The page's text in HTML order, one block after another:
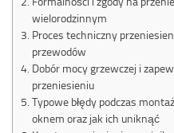
wielorodzinnym
Proces techniczny
przewodów
Dobór mocy grzewczej i
przeniesieniu
Typowe błędy podczas
oknem oraz jak ich uniknąć